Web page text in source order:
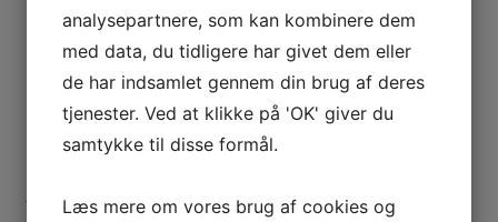
PRODUKTER
Produkter
Espressomaskiner til erhverv
Espressomaskiner til privat
Tilbehør
analysepartnere, som kan kombinere dem
med data, du tidligere har givet dem eller
de har indsamlet gennem din brug af deres
tjenester. Ved at klikke på 'OK' giver du
samtykke til disse formål.
Læs mere om vores brug af cookies og